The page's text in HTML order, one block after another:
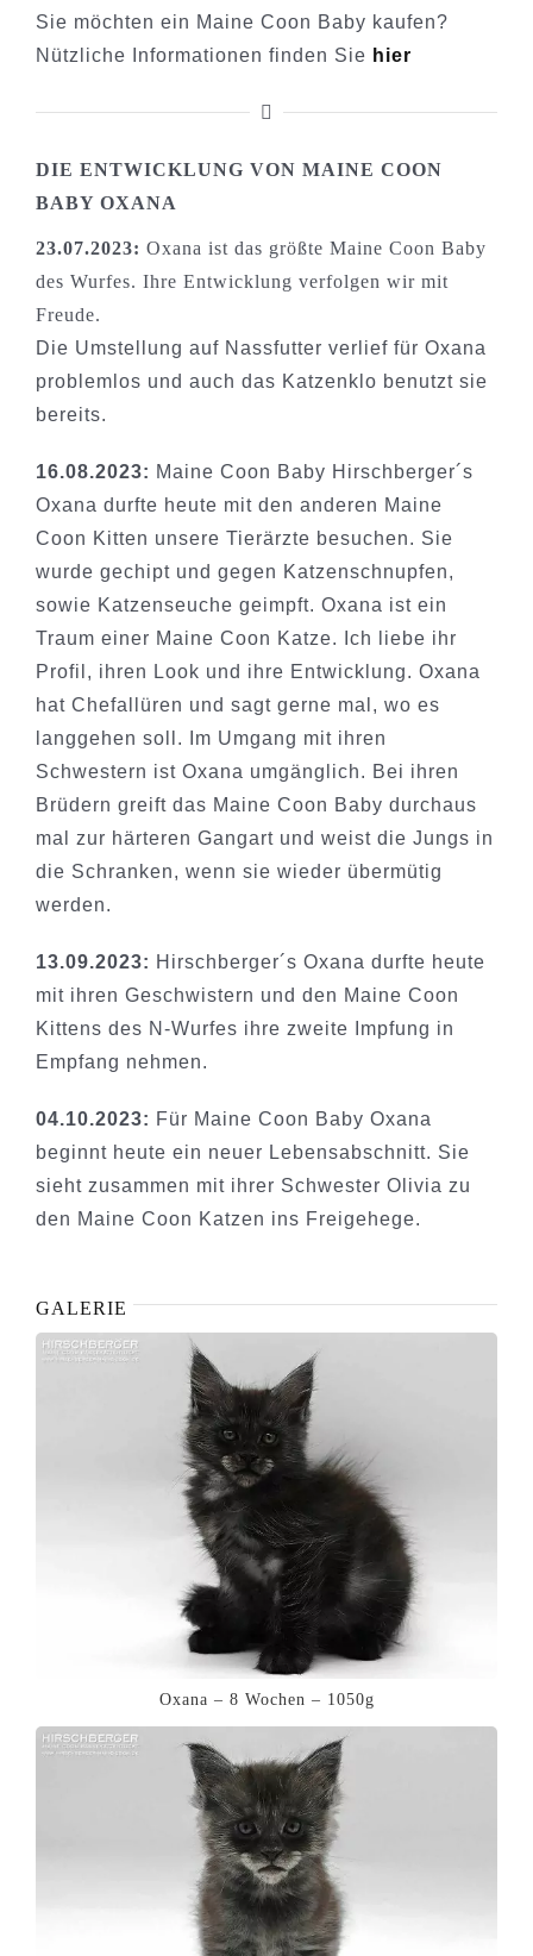
Sie möchten ein Maine Coon Baby kaufen?
Nützliche Informationen finden Sie hier
DIE ENTWICKLUNG VON MAINE COON
BABY OXANA
23.07.2023: Oxana ist das größte Maine Coon Baby
des Wurfes. Ihre Entwicklung verfolgen wir mit
Freude.
Die Umstellung auf Nassfutter verlief für Oxana
problemlos und auch das Katzenklo benutzt sie
bereits.
16.08.2023: Maine Coon Baby Hirschberger´s
Oxana durfte heute mit den anderen Maine
Coon Kitten unsere Tierärzte besuchen. Sie
wurde gechipt und gegen Katzenschnupfen,
sowie Katzenseuche geimpft. Oxana ist ein
Traum einer Maine Coon Katze. Ich liebe ihr
Profil, ihren Look und ihre Entwicklung. Oxana
hat Chefallüren und sagt gerne mal, wo es
langgehen soll. Im Umgang mit ihren
Schwestern ist Oxana umgänglich. Bei ihren
Brüdern greift das Maine Coon Baby durchaus
mal zur härteren Gangart und weist die Jungs in
die Schranken, wenn sie wieder übermütig
werden.
13.09.2023: Hirschberger´s Oxana durfte heute
mit ihren Geschwistern und den Maine Coon
Kittens des N-Wurfes ihre zweite Impfung in
Empfang nehmen.
04.10.2023: Für Maine Coon Baby Oxana
beginnt heute ein neuer Lebensabschnitt. Sie
sieht zusammen mit ihrer Schwester Olivia zu
den Maine Coon Katzen ins Freigehege.
GALERIE
Oxana – 8 Wochen – 1050g